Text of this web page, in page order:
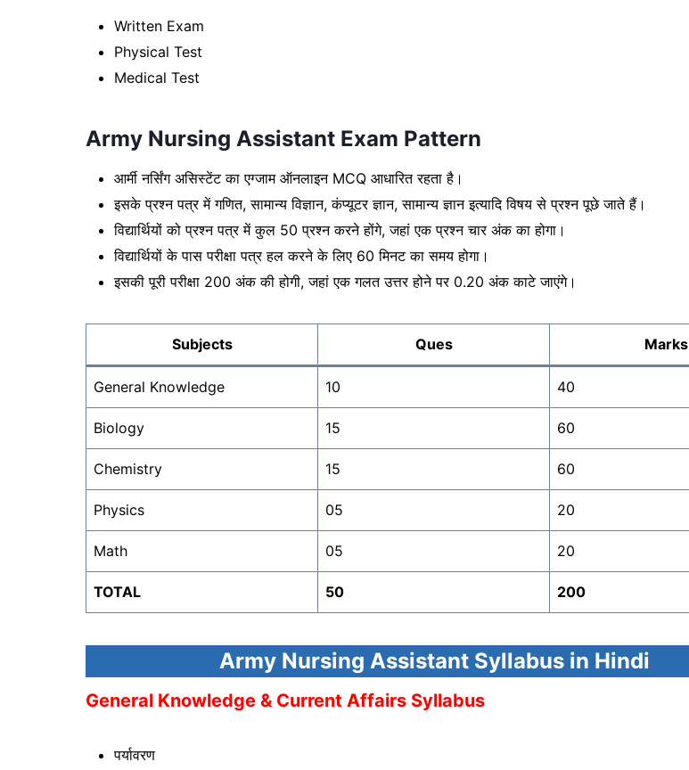
Written Exam
Physical Test
Medical Test
Army Nursing Assistant Exam Pattern
आर्मी नर्सिंग असिस्टेंट का एग्जाम ऑनलाइन MCQ आधारित रहता है।
इसके प्रश्न पत्र में गणित, सामान्य विज्ञान, कंप्यूटर ज्ञान, सामान्य ज्ञान इत्यादि विषय से प्रश्न पूछे जाते हैं।
विद्यार्थियों को प्रश्न पत्र में कुल 50 प्रश्न करने होंगे, जहां एक प्रश्न चार अंक का होगा।
विद्यार्थियों के पास परीक्षा पत्र हल करने के लिए 60 मिनट का समय होगा।
इसकी पूरी परीक्षा 200 अंक की होगी, जहां एक गलत उत्तर होने पर 0.20 अंक काटे जाएंगे।
Subjects Ques Marks
General Knowledge 10 40
Biology 15 60
Chemistry 15 60
Physics 05 20
Math 05 20
TOTAL 50 200
Army Nursing Assistant Syllabus in Hindi
General Knowledge & Current Affairs Syllabus
पर्यावरण